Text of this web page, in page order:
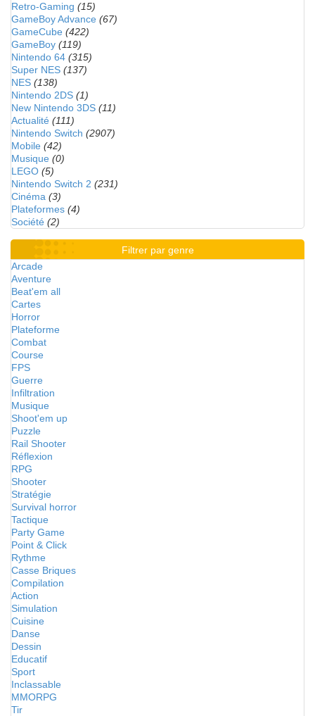
Retro-Gaming (15)
GameBoy Advance (67)
GameCube (422)
GameBoy (119)
Nintendo 64 (315)
Super NES (137)
NES (138)
Nintendo 2DS (1)
New Nintendo 3DS (11)
Actualité (111)
Nintendo Switch (2907)
Mobile (42)
Musique (0)
LEGO (5)
Nintendo Switch 2 (231)
Cinéma (3)
Plateformes (4)
Société (2)
Filtrer par genre
Arcade
Aventure
Beat'em all
Cartes
Horror
Plateforme
Combat
Course
FPS
Guerre
Infiltration
Musique
Shoot'em up
Puzzle
Rail Shooter
Réflexion
RPG
Shooter
Stratégie
Survival horror
Tactique
Party Game
Point & Click
Rythme
Casse Briques
Compilation
Action
Simulation
Cuisine
Danse
Dessin
Educatif
Sport
Inclassable
MMORPG
Tir